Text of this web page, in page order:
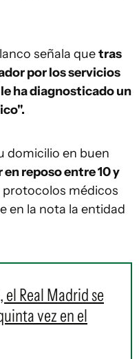
señala quetras
por los servicios
ha diagnosticado un
domicilio en buen
reposo entre 10 y
médicos
en la nota la entidad
Real Madrid se
vez en el